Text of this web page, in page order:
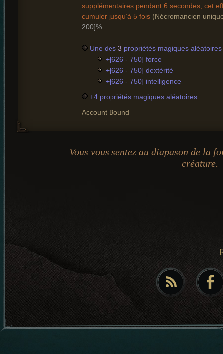
supplémentaires pendant 6 secondes, cet
cumuler jusqu’à 5 fois (Nécromancien
200]%
Une des 3 propriétés magiques
+[626 - 750] force
+[626 - 750] dextérité
+[626 - 750] intelligence
+4 propriétés magiques aléatoires
Account Bound
Vous vous sentez au diapason de la
créature.